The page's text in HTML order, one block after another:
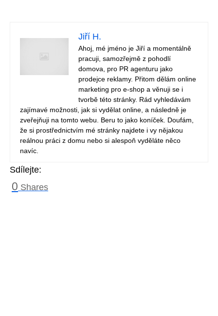
Jiří H.
Ahoj, mé jméno je Jiří a momentálně
pracuji, samozřejmě z pohodlí
domova, pro PR agenturu jako
prodejce reklamy. Přitom dělám online
marketing pro e-shop a věnuji se i
tvorbě této stránky. Rád vyhledávám
zajímavé možnosti, jak si vydělat online, a následně je
zveřejňuji na tomto webu. Beru to jako koníček. Doufám,
že si prostřednictvím mé stránky najdete i vy nějakou
reálnou práci z domu nebo si alespoň vyděláte něco
navíc.
Sdílejte:
0 Shares